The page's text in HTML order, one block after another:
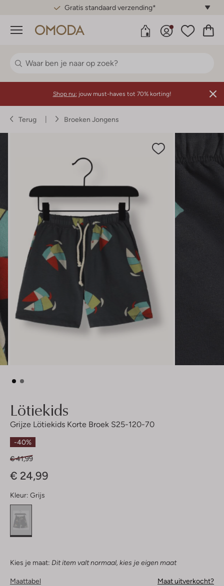
Gratis standaard verzending*
Menu
Shop nu: jouw must-haves tot 70% korting!
Terug Broeken Jongens
Lötiekids
Grijze Lötiekids Korte Broek S25-120-70
-40%
€ 41,99
€ 24,99
Kleur: Grijs
Kies je maat: Dit item valt normaal, kies je eigen maat
Maattabel Maat uitverkocht?